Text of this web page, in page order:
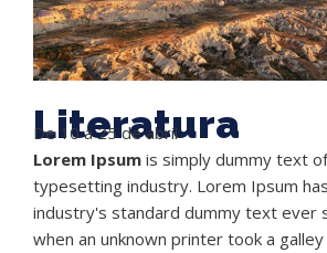
Literatura
De 10 a 25 de abril
Lorem Ipsum is simply dummy text
typesetting industry. Lorem Ipsum
industry's standard dummy text ever
when an unknown printer took a